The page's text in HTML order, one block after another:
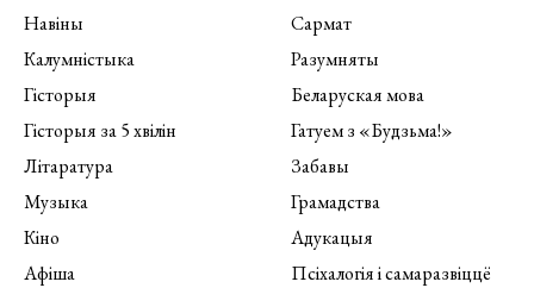
Навіны
Калумністыка
Гісторыя
Гісторыя за 5 хвілін
Літаратура
Музыка
Кіно
Афіша
Сармат
Разумняты
Беларуская мова
Гатуем з «Будзьма!»
Забавы
Грамадства
Адукацыя
Псіхалогія і самаразвіццё